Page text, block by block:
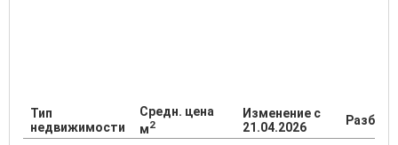
Тип
недвижимости
Средн. цена
м2
Изменение с
21.04.2026